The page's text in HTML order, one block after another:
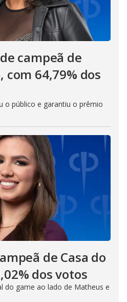
campeã de
com 64,79% dos
o público e garantiu o prêmio
de Casa do
dos votos
do game ao lado de Matheus e